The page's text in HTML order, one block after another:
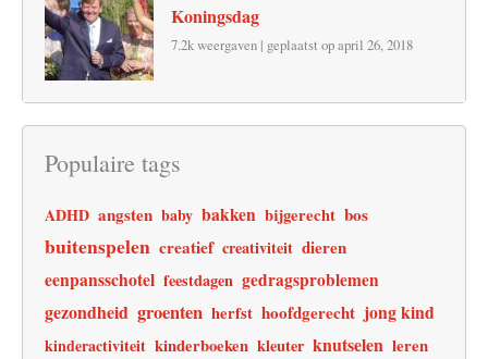
Koningsdag
7.2k weergaven | geplaatst op april 26, 2018
Populaire tags
ADHD angsten baby bakken bijgerecht bos
buitenspelen creatief creativiteit dieren
eenpansschotel feestdagen gedragsproblemen
gezondheid groenten herfst hoofdgerecht jong kind
kinderactiviteit kinderboeken kleuter knutselen leren